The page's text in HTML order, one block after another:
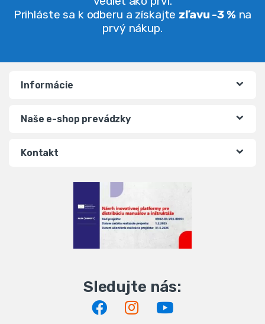
Prihláste sa k odberu a získajte zľavu -3 % na
prvý nákup.
Informácie
Naše e-shop prevádzky
Kontakt